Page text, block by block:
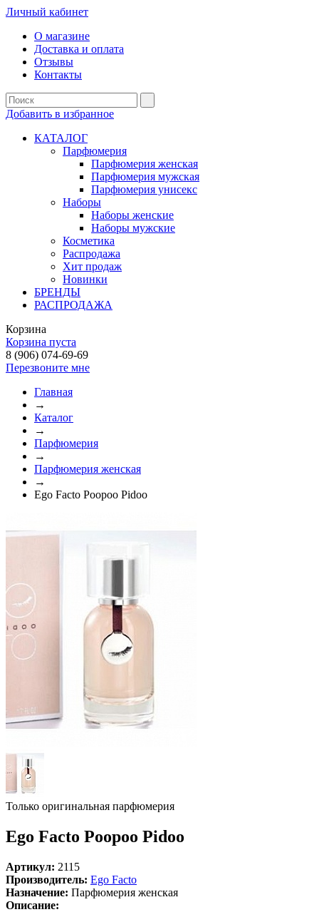
Личный кабинет
О магазине
Доставка и оплата
Отзывы
Контакты
Добавить в избранное
КАТАЛОГ
Парфюмерия
Парфюмерия женская
Парфюмерия мужская
Парфюмерия унисекс
Наборы
Наборы женские
Наборы мужские
Косметика
Распродажа
Хит продаж
Новинки
БРЕНДЫ
РАСПРОДАЖА
Корзина
Корзина пуста
8 (906) 074-69-69
Перезвоните мне
Главная
→
Каталог
→
Парфюмерия
→
Парфюмерия женская
→
Ego Facto Poopoo Pidoo
Только оригинальная парфюмерия
Ego Facto Poopoo Pidoo
Артикул: 2115
Производитель: Ego Facto
Назначение: Парфюмерия женская
Описание: